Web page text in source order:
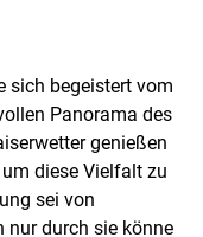
sich begeistert vom
Panorama des
genießen
diese Vielfalt zu
sei von
nur durch sie könne